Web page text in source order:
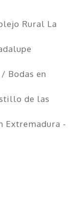
Rural La
Bodas en
de las
Extremadura -